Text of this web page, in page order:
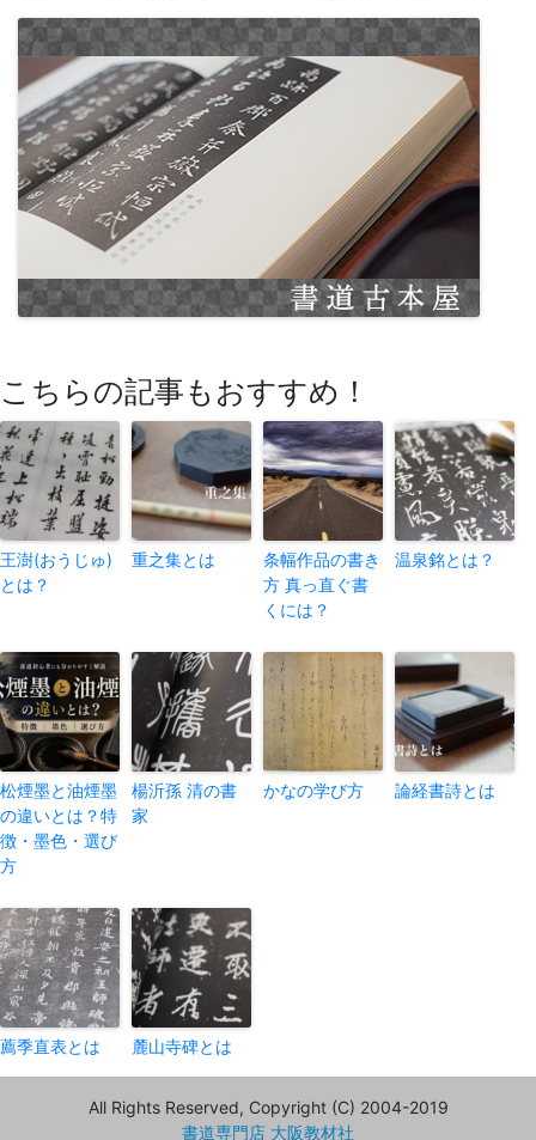
こちらの記事もおすすめ！
王澍(おうじゅ)
とは？
重之集とは
条幅作品の書き
方 真っ直ぐ書
くには？
温泉銘とは？
松煙墨と油煙墨
の違いとは？特
徴・墨色・選び
方
楊沂孫 清の書
家
かなの学び方 論経書詩とは
薦季直表とは 麓山寺碑とは
All Rights Reserved, Copyright (C) 2004-2019
書道専門店 大阪教材社